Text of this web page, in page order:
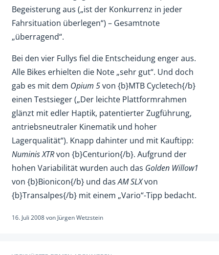
Begeisterung aus („ist der Konkurrenz in jeder
Fahrsituation überlegen“) – Gesamtnote
„überragend“.
Bei den vier Fullys fiel die Entscheidung enger aus.
Alle Bikes erhielten die Note „sehr gut“. Und doch
gab es mit dem Opium 5von {b}MTB Cycletech{/b}
einen Testsieger („Der leichte Plattformrahmen
glänzt mit edler Haptik, patentierter Zugführung,
antriebsneutraler Kinematik und hoher
Lagerqualität“). Knapp dahinter und mit Kauftipp:
Numinis XTRvon {b}Centurion{/b}. Aufgrund der
hohen Variabilität wurden auch das Golden Willow1
von {b}Bionicon{/b} und dasAM SLXvon
{b}Transalpes{/b} mit einem „Vario“-Tipp bedacht.
16. Juli 2008von Jürgen Wetzstein